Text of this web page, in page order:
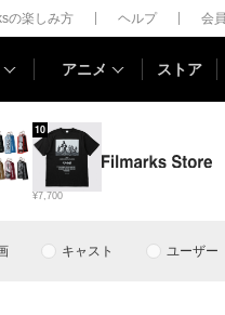
の楽しみ方 ヘルプ 会
アニメ ストア
¥7,700
10
キャスト ユーザー